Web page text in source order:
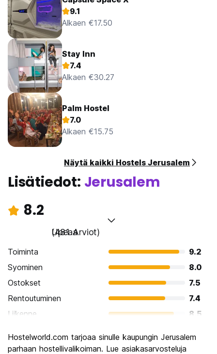
9.1
Alkaen €17.50
Stay Inn
7.4
Alkaen €30.27
Palm Hostel
7.0
Alkaen €15.75
Näytä kaikki Hostels Jerusalem
Lisätiedot: Jerusalem
8.2
Upeaa
(481 Arviot)
Toiminta
9.2
Syominen
8.0
Ostokset
7.5
Rentoutuminen
7.4
Liikenne
8.5
Kulttuuri
Hostelworld.com tarjoaa sinulle kaupungin Jerusalem
parhaan hostellivalikoiman. Lue asiakasarvosteluja